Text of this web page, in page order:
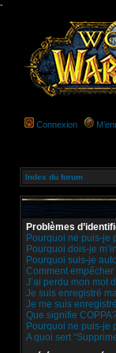
-
Connexion
Index du forum
Problèmes
Pourquoi ne puis-je
Pourquoi dois-je
Pourquoi suis-je
Comment
J’ai perdu mon mot
Je suis enregistré
Je me suis
Que signifie COPPA?
Pourquoi ne puis-je
A quoi sert